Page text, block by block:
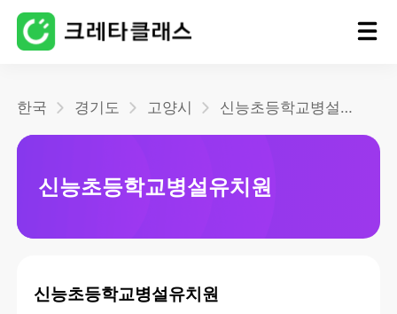
한국 경기도 고양시 신능초등학교병설유치원
신능초등학교병설유치원
신능초등학교병설유치원